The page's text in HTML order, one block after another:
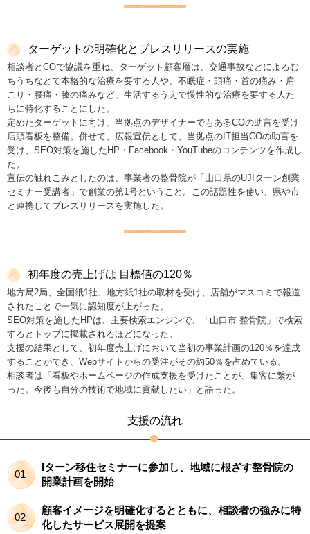
ターゲットの明確化とプレスリリースの実施
相談者とCOで協議を重ね、ターゲット顧客層は、交通事故などによるむ
ちうちなどで本格的な治療を要する人や、不眠症・頭痛・首の痛み・肩
こり・腰痛・膝の痛みなど、生活するうえで慢性的な治療を要する人た
ちに特化することにした。
定めたターゲットに向け、当拠点のデザイナーでもあるCOの助言を受け
店頭看板を整備。併せて、広報宣伝として、当拠点のIT担当COの助言を
受け、SEO対策を施したHP・Facebook・YouTubeのコンテンツを作成し
た。
宣伝の触れこみとしたのは、事業者の整骨院が「山口県のUJIターン創業
セミナー受講者」で創業の第1号ということ。この話題性を使い、県や市
と連携してプレスリリースを実施した。
初年度の売上げは 目標値の120％
地方局2局、全国紙1社、地方紙1社の取材を受け、店舗がマスコミで報道
されたことで一気に認知度が上がった。
SEO対策を施したHPは、主要検索エンジンで、「山口市 整骨院」で検索
するとトップに掲載されるほどになった。
支援の結果として、初年度売上げにおいて当初の事業計画の120％を達成
することができ、Webサイトからの受注がその約50％を占めている。
相談者は「看板やホームページの作成支援を受けたことが、集客に繋が
った。今後も自分の技術で地域に貢献したい」と語った。
支援の流れ
01
Iターン移住セミナーに参加し、地域に根ざす整骨院の
開業計画を開始
02
顧客イメージを明確化するとともに、相談者の強みに特
化したサービス展開を提案